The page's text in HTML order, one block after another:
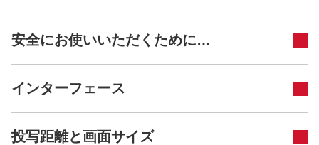
安全にお使いいただくために…
インターフェース
投写距離と画面サイズ